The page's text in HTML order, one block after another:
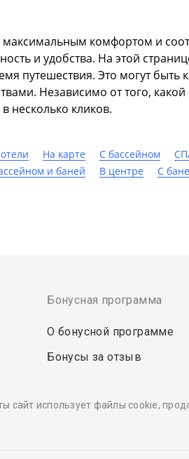
комфортом и
и удобства. На этой
путешествия. Это могут
Независимо от того,
несколько кликов.
На карте C бассейном
и баней В центре С
Бонусная программа
О бонусной программе
Бонусы за отзыв
сайт использует файлы cookie,